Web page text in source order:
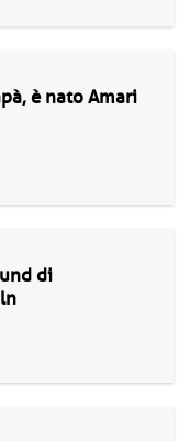
è nato Amari
di